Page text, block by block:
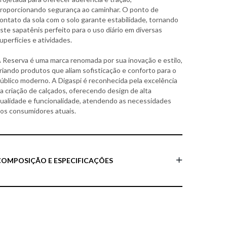
segurança ao caminhar. O ponto de
da sola com o solo garante estabilidade, tornando
sapatênis perfeito para o uso diário em diversas
e atividades.
Reserva é uma marca renomada por sua inovação e estilo,
produtos que aliam sofisticação e conforto para o
moderno. A Digaspi é reconhecida pela excelência
criação de calçados, oferecendo design de alta
e funcionalidade, atendendo as necessidades
consumidores atuais.
E ESPECIFICAÇÕES